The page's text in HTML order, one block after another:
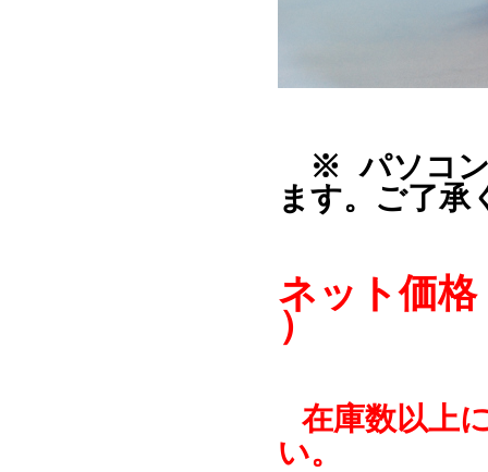
※ パソコン
ます。ご了承
ネット価
）
在庫数以上
い。